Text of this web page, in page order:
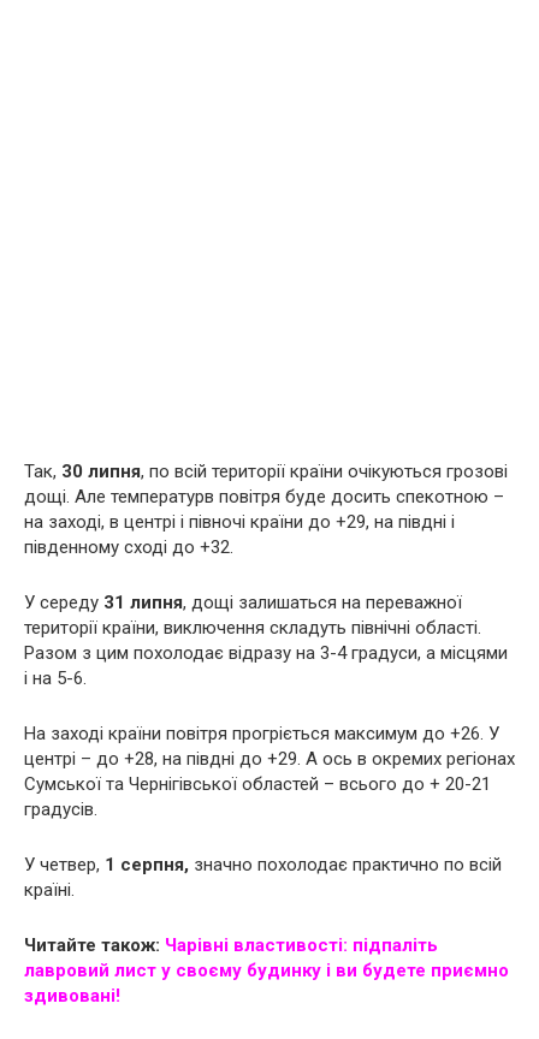
Так, 30 липня, по всій території країни очікуються грозові
дощі. Але температурв повітря буде досить спекотною –
на заході, в центрі і півночі країни до +29, на півдні і
південному сході до +32.
У середу 31 липня, дощі залишаться на переважної
території країни, виключення складуть північні області.
Разом з цим похолодає відразу на 3-4 градуси, а місцями
і на 5-6.
На заході країни повітря прогріється максимум до +26. У
центрі – до +28, на півдні до +29. А ось в окремих регіонах
Сумської та Чернігівської областей – всього до + 20-21
градусів.
У четвер, 1 серпня, значно похолодає практично по всій
країні.
Читайте також: Чарівні властивості: підпаліть
лавровий лист у своєму будинку і ви будете приємно
здивовані!